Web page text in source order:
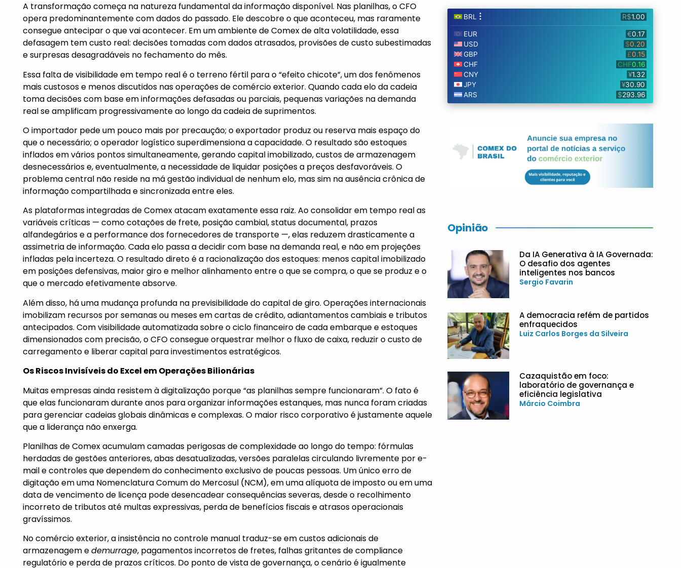
A transformação começa na natureza fundamental da informação disponível. Nas planilhas, o CFO
opera predominantemente com dados do passado. Ele descobre o que aconteceu, mas raramente
consegue antecipar o que vai acontecer. Em um ambiente de Comex de alta volatilidade, essa
defasagem tem custo real: decisões tomadas com dados atrasados, provisões de custo subestimadas
e surpresas desagradáveis no fechamento do mês.
Essa falta de visibilidade em tempo real é o terreno fértil para o “efeito chicote”, um dos fenômenos
mais custosos e menos discutidos nas operações de comércio exterior. Quando cada elo da cadeia
toma decisões com base em informações defasadas ou parciais, pequenas variações na demanda
real se amplificam progressivamente ao longo da cadeia de suprimentos.
O importador pede um pouco mais por precaução; o exportador produz ou reserva mais espaço do
que o necessário; o operador logístico superdimensiona a capacidade. O resultado são estoques
inflados em vários pontos simultaneamente, gerando capital imobilizado, custos de armazenagem
desnecessários e, eventualmente, a necessidade de liquidar posições a preços desfavoráveis. O
problema central não reside na má gestão individual de nenhum elo, mas sim na ausência crônica de
informação compartilhada e sincronizada entre eles.
As plataformas integradas de Comex atacam exatamente essa raiz. Ao consolidar em tempo real as
variáveis críticas — como cotações de frete, posição cambial, status documental, prazos
alfandegários e a performance dos fornecedores de transporte —, elas reduzem drasticamente a
assimetria de informação. Cada elo passa a decidir com base na demanda real, e não em projeções
infladas pela incerteza. O resultado direto é a racionalização dos estoques: menos capital imobilizado
em posições defensivas, maior giro e melhor alinhamento entre o que se compra, o que se produz e o
que o mercado efetivamente absorve.
Além disso, há uma mudança profunda na previsibilidade do capital de giro. Operações internacionais
imobilizam recursos por semanas ou meses em cartas de crédito, adiantamentos cambiais e tributos
antecipados. Com visibilidade automatizada sobre o ciclo financeiro de cada embarque e estoques
dimensionados com precisão, o CFO consegue orquestrar melhor o fluxo de caixa, reduzir o custo de
carregamento e liberar capital para investimentos estratégicos.
Os Riscos Invisíveis do Excel em Operações Bilionárias
Muitas empresas ainda resistem à digitalização porque “as planilhas sempre funcionaram”. O fato é
que elas funcionaram durante anos para organizar informações estanques, mas nunca foram criadas
para gerenciar cadeias globais dinâmicas e complexas. O maior risco corporativo é justamente aquele
que a liderança não enxerga.
Planilhas de Comex acumulam camadas perigosas de complexidade ao longo do tempo: fórmulas
herdadas de gestões anteriores, abas desatualizadas, versões paralelas circulando livremente por e-
mail e controles que dependem do conhecimento exclusivo de poucas pessoas. Um único erro de
digitação em uma Nomenclatura Comum do Mercosul (NCM), em uma alíquota de imposto ou em uma
data de vencimento de licença pode desencadear consequências severas, desde o recolhimento
incorreto de tributos até multas expressivas, perda de benefícios fiscais e atrasos operacionais
gravíssimos.
No comércio exterior, a insistência no controle manual traduz-se em custos adicionais de
armazenagem edemurrage, pagamentos incorretos de fretes, falhas gritantes de compliance
regulatório e perda de prazos críticos. Do ponto de vista de governança, o cenário é igualmente
Opinião
Da IA Generativa à IA Governada:
O desafio dos agentes
inteligentes nos bancos
Sergio Favarin
A democracia refém de partidos
enfraquecidos
Luiz Carlos Borges da Silveira
Cazaquistão em foco:
laboratório de governança e
eficiência legislativa
Márcio Coimbra